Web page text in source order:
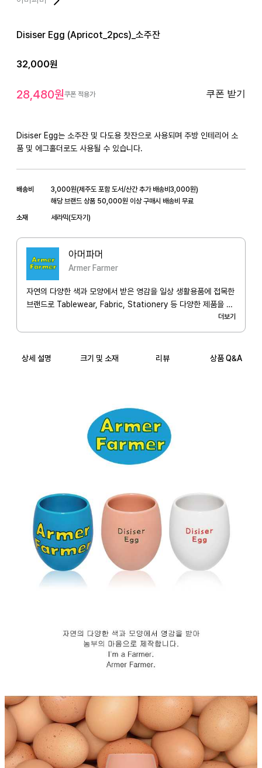
Disiser Egg (Apricot_2pcs)_소주잔
32,000원
28,480원쿠폰 적용가 쿠폰 받기
Disiser Egg는 소주잔 및 다도용 찻잔으로 사용되며 주방 인테리어 소
품 및 에그홀더로도 사용될 수 있습니다.
배송비 3,000원(제주도 포함 도서/산간 추가 배송비3,000원)
해당 브랜드 상품 50,000원 이상 구매시 배송비 무료
소재
세라믹(도자기)
아머파머
Armer Farmer
자연의 다양한 색과 모양에서 받은 영감을 일상 생활용품에 접목한
브랜드로 Tablewear, Fabric, Stationery 등 다양한 제품을 제
들을 위해 농부의 마음으로 제작하겠습니다. I'm a Farmer,
더보기
상세 설명 크기 및 소재 리뷰 상품 Q&A